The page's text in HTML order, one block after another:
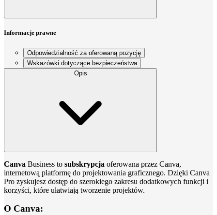
Informacje prawne
Odpowiedzialność za oferowaną pozycję
Wskazówki dotyczące bezpieczeństwa
Opis
Canva Business to subskrypcja oferowana przez Canva,
internetową platformę do projektowania graficznego. Dzięki Canva
Pro zyskujesz dostęp do szerokiego zakresu dodatkowych funkcji i
korzyści, które ułatwiają tworzenie projektów.
O Canva: